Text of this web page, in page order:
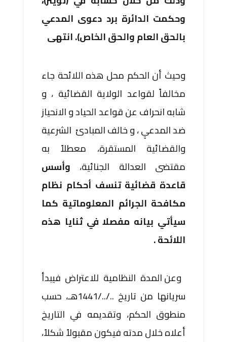
وحكمت الدائرة برد دعوى المدعي
بالحق العام والحق الخاص). انتهى
وحيث أن الحكم محل هذه اللائحة جاء
مخالفاً لقواعد الولاية القضائية ، و
شابه انحراف عن قواعد الحياد و الانحياز
ضد المدعيِ ، و خالف المبادئ الشرعية
والقضائية المستقرة، معطلاً به
مقتضى العدالة الجنائية، وأسس
قاعدة قضائية تنسف أحكام نظام
مكافحة الجرائم المعلوماتية كما
سيأتي بيانه مفصلا في ثنايا هذه
اللائحة .
وعن المدة النظامية للاعتراض فيبدأ
سريانها من تاريخ ../../1441هـ، حسب
منطوق الحكم، وتقديمه في التاريخ
أعلاه خلال مدته فيكون مقبولاً شكلاً،